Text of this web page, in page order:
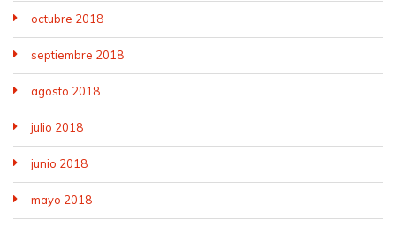
octubre 2018
septiembre 2018
agosto 2018
julio 2018
junio 2018
mayo 2018